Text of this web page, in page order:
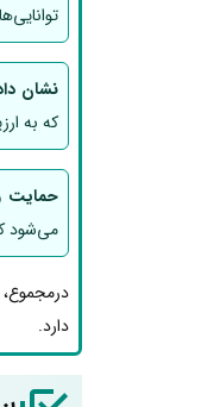
نشان
که به
حمایت
می‌شود
دارد.